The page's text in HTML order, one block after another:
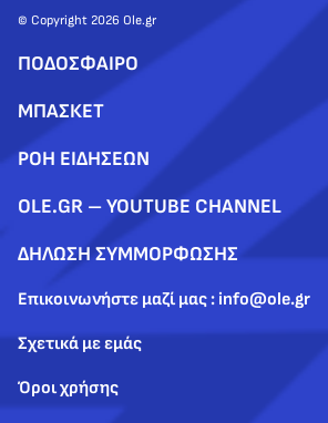
© Copyright 2026 Ole.gr
ΠΟΔΟΣΦΑΙΡΟ
ΜΠΑΣΚΕΤ
ΡΟΗ ΕΙΔΗΣΕΩΝ
OLE.GR – YOUTUBE CHANNEL
ΔΗΛΩΣΗ ΣΥΜΜΟΡΦΩΣΗΣ
Επικοινωνήστε μαζί μας : info@ole.gr
Σχετικά με εμάς
Όροι χρήσης